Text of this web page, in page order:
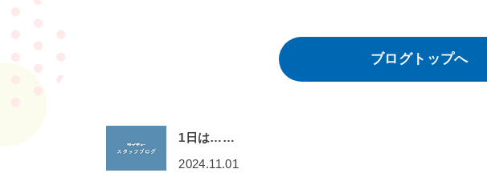
ブログトップへ
1日は……
2024.11.01